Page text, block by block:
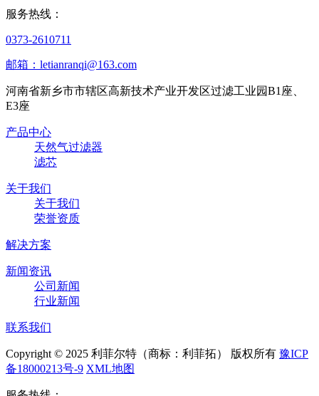
服务热线：
0373-2610711
邮箱：letianranqi@163.com
河南省新乡市市辖区高新技术产业开发区过滤工业园B1座、
E3座
产品中心
天然气过滤器
滤芯
关于我们
关于我们
荣誉资质
解决方案
新闻资讯
公司新闻
行业新闻
联系我们
Copyright © 2025 利菲尔特（商标：利菲拓） 版权所有 豫ICP
备18000213号-9 XML地图